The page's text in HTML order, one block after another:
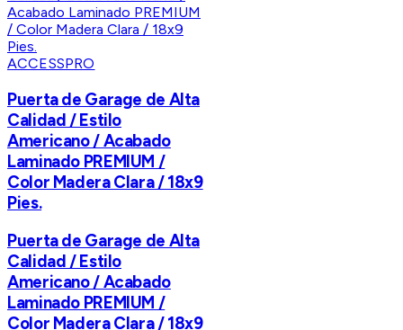
ACCESSPRO
Puerta de Garage de Alta
Calidad / Estilo
Americano / Acabado
Laminado PREMIUM /
Color Madera Clara / 18x9
Pies.
Puerta de Garage de Alta
Calidad / Estilo
Americano / Acabado
Laminado PREMIUM /
Color Madera Clara / 18x9